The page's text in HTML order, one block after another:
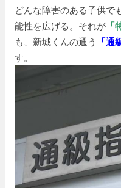
どんな障害のある子供で
能性を広げる。それが
も、新城くんの通う
「通
す。